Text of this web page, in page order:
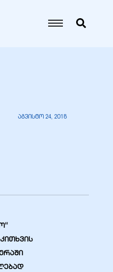
აგვისტო 24, 2018